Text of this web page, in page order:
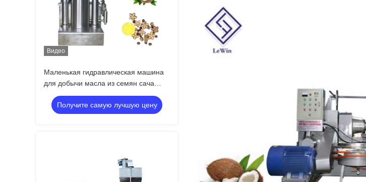
Видео
Маленькая гидравлическая машина
для добычи масла из семян сача
инчи Машина для прессования
маслаПолучите самую лучшую цену